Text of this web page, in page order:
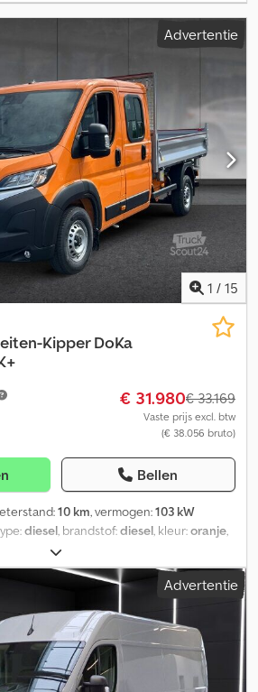
Advertentie
1 / 15
Kipper DoKa
€ 31.980€ 33.169
Vaste prijs excl. btw
(€ 38.056 bruto)
Bellen
10 km, vermogen:103 kW
diesel, brandstof:diesel, kleur:oranje,
, soort overbrenging:
zitplaatsen:7, totale lengte:2.100
, Uitrusting:ABS, airbag,
besturing, boordcomputer,
cruise control, elektronisch
immobilisatiesysteem,
, Exterieur Cjdpfxszgkzpj Alaerf *
* Opbouw gelakt in RAL 2011
Advertentie